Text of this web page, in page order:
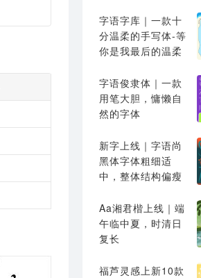
字语字库｜一款十
分温柔的手写体-等
你是我最后的温柔
字语俊隶体｜一款
用笔大胆，慵懒自
然的字体
新字上线｜字语尚
黑体字体粗细适
中，整体结构偏瘦
Aa湘君楷上线｜端
午临中夏，时清日
复长
福芦灵感上新10款